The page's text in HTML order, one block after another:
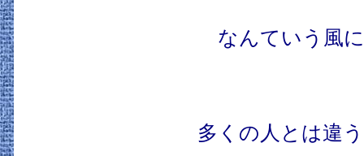
なんていう風
多くの人とは違